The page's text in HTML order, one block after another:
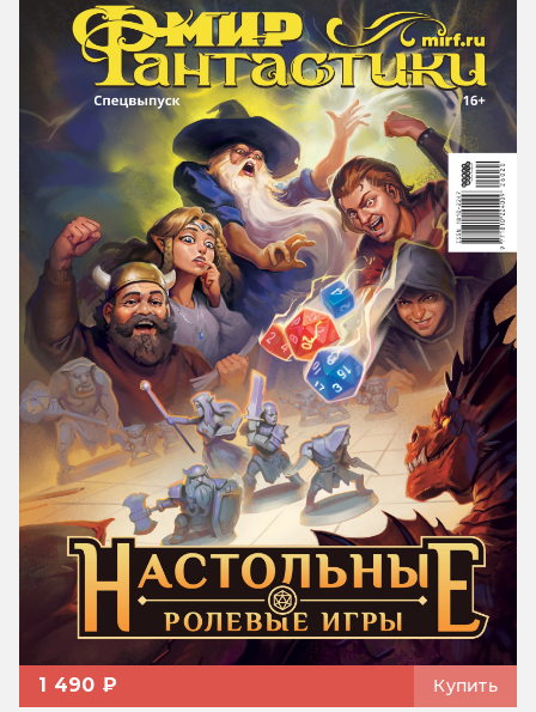
1 490 ₽ Купить